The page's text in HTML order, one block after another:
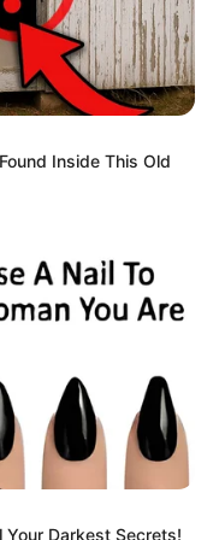
засипати
питну воду: що
черговий простір
утримання
ТЦК
розслідує ДБР
Inside This Old
Your Darkest Secrets!